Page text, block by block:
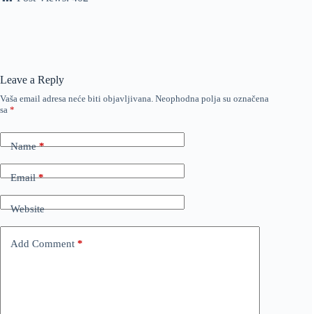
Leave a Reply
Vaša email adresa neće biti objavljivana. Neophodna polja su označena
sa *
Name*
Email*
Website
Add Comment *